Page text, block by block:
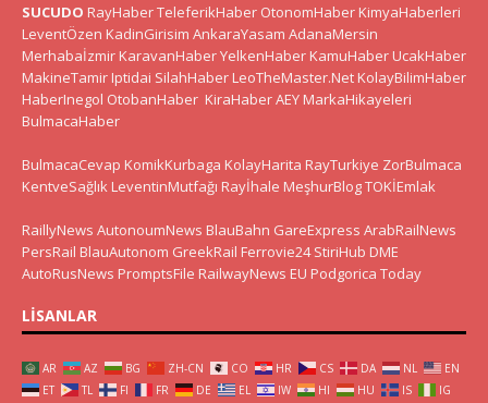
SUCUDO RayHaberTeleferikHaber OtonomHaber KimyaHaberleri
LeventÖzen KadinGirisim AnkaraYasam AdanaMersin
Merhabaİzmir KaravanHaberYelkenHaber KamuHaber UcakHaber
MakineTamir Iptidai SilahHaber LeoTheMaster.Net KolayBilimHaber
HaberInegol OtobanHaber KiraHaberAEY MarkaHikayeleri
BulmacaHaber
BulmacaCevap KomikKurbaga KolayHarita RayTurkiye ZorBulmaca
KentveSağlık LeventinMutfağı Rayİhale MeşhurBlogTOKİEmlak
RaillyNews AutonoumNews BlauBahn GareExpress ArabRailNews
PersRail BlauAutonom GreekRail Ferrovie24 StiriHub DME
AutoRusNews PromptsFile RailwayNews EU Podgorica Today
LISANLAR
AR AZ BG ZH-CN CO HR CS DA NL
EN
ET
TL FI FR DE EL IW HI HU IS IG